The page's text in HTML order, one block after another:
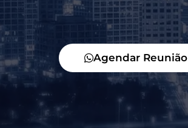
Agendar Reunião